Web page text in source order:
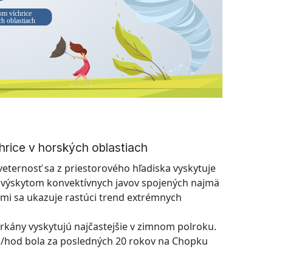
víchrice
oblastiach
v horských oblastiach
sa z priestorového hľadiska vyskytuje
konvektívnych javov spojených najmä
sa ukazuje rastúci trend extrémnych
vyskytujú najčastejšie v zimnom polroku.
bola za posledných 20 rokov na Chopku